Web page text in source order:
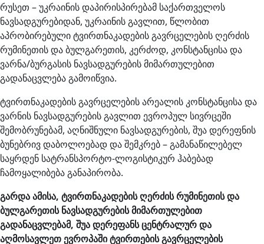
რუსეთ – უკრაინის დაპირისპირებამ საქართველოს
ნავსადგურებიდან, უკრაინის გავლით, წლობით
აპრობირებული ტვირთნაკადების გავრცელების ღერძის
რუმინეთის და ბულგარეთის, კერძოდ, კონსტანცისა და
ვარნა/ბურგასის ნავსადგურების მიმართულებით
გადანაცვლება გამოიწვია.
ტვირთნაკადების გავრცელების არეალის კონსტანცისა და
ვარნის ნავსადგურების გავლით ევროპულ სივრცეში
შემობრუნებამ, აღნიშნული ნავსადგურების, შუა დერეფნის
ბუნებრივ დაბოლოებად და შემკრებ – გამანაწილებელ
საყრდენ სატრანსპორტო-ლოგისტიკურ ჰაბებად
ჩამოყალიბება განაპირობა.
გარდა ამისა, ტვირთნაკადების ღერძის რუმინეთის და
ბულგარეთის ნავსადგურების მიმართულებით
გადანაცვლებამ, შუა დერეფანს ცენტრალურ და
აღმოსავლეთ ევროპაში ტვირთების გავრცელების